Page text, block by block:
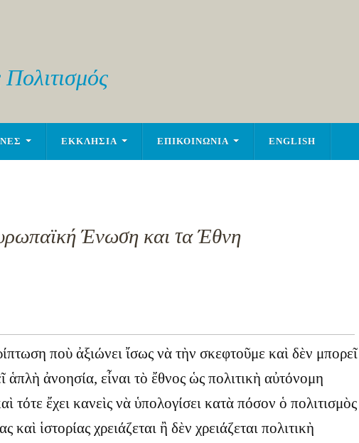
ΕΚΚΛΗΣΙΑ ΕΠΙΚΟΙΝΩΝΙΑ ENGLISH
Ένωση και τα Έθνη
ποὺ ἀξιώνει ἴσως νὰ τὴν σκεφτοῦμε καὶ δὲν μπορεῖ
ἁπλὴ ἀνοησία, εἶναι τὸ ἔθνος ὡς πολιτικὴ αὐτόνομη
τότε ἔχει κανεὶς νὰ ὑπολογίσει κατὰ πόσον ὁ πολιτισμὸς
καὶ ἱστορίας χρειάζεται ἢ δὲν χρειάζεται πολιτικὴ